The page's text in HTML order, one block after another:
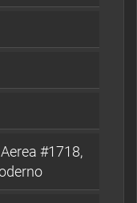
#1718,